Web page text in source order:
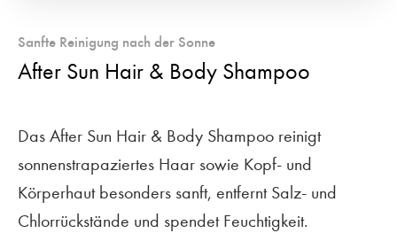
Sanfte Reinigung nach der Sonne
After Sun Hair & Body Shampoo
Das After Sun Hair & Body Shampoo reinigt
sonnenstrapaziertes Haar sowie Kopf- und
Körperhaut besonders sanft, entfernt Salz- und
Chlorrückstände und spendet Feuchtigkeit.